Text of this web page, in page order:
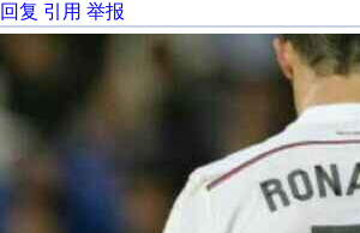
回复 引用 举报